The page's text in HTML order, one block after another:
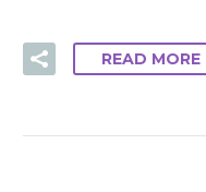
READ MORE